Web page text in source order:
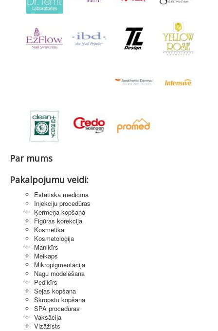
Par mums
Pakalpojumu veidi:
Estētiskā medicīna
Injekciju procedūras
Ķermeņa kopšana
Figūras korekcija
Kosmētika
Kosmetoloģija
Manikīrs
Meikaps
Mikropigmentācija
Nagu modelēšana
Pedikīrs
Sejas kopšana
Skropstu kopšana
SPA procedūras
Vaksācija
Vizāžists